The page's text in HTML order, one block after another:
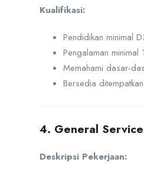
Kualifikasi:
Pendidikan minimal
Pengalaman
Memahami dasar-
Bersedia
4. General
Deskripsi Pekerjaan: